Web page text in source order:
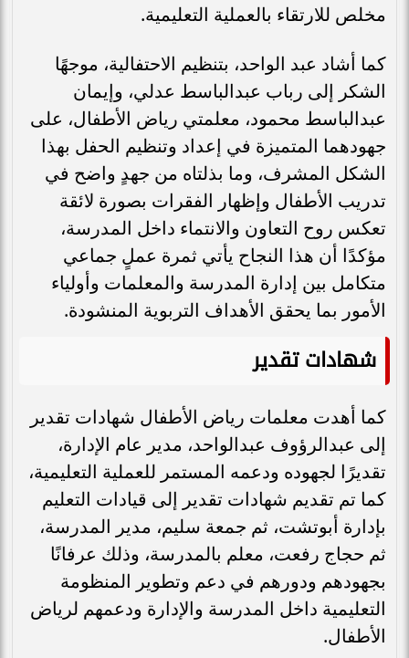
مخلص للارتقاء بالعملية التعليمية.
كما أشاد عبد الواحد، بتنظيم الاحتفالية، موجهًا
الشكر إلى رباب عبدالباسط عدلي، وإيمان
عبدالباسط محمود، معلمتي رياض الأطفال، على
جهودهما المتميزة في إعداد وتنظيم الحفل بهذا
الشكل المشرف، وما بذلتاه من جهدٍ واضح في
تدريب الأطفال وإظهار الفقرات بصورة لائقة
تعكس روح التعاون والانتماء داخل المدرسة،
مؤكدًا أن هذا النجاح يأتي ثمرة عملٍ جماعي
متكامل بين إدارة المدرسة والمعلمات وأولياء
الأمور بما يحقق الأهداف التربوية المنشودة.
شهادات تقدير
كما أهدت معلمات رياض الأطفال شهادات تقدير
إلى عبدالرؤوف عبدالواحد، مدير عام الإدارة،
تقديرًا لجهوده ودعمه المستمر للعملية التعليمية،
كما تم تقديم شهادات تقدير إلى قيادات التعليم
بإدارة أبوتشت، ثم جمعة سليم، مدير المدرسة،
ثم حجاج رفعت، معلم بالمدرسة، وذلك عرفانًا
بجهودهم ودورهم في دعم وتطوير المنظومة
التعليمية داخل المدرسة والإدارة ودعمهم لرياض
الأطفال.